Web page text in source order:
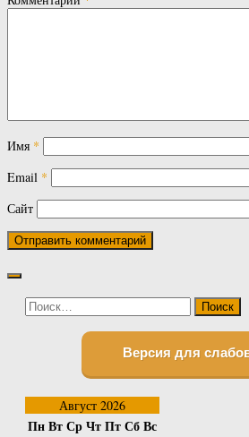
Имя *
Email *
Сайт
Найти:
Версия для
Август 2026
ПнВтСрЧтПтСбВс